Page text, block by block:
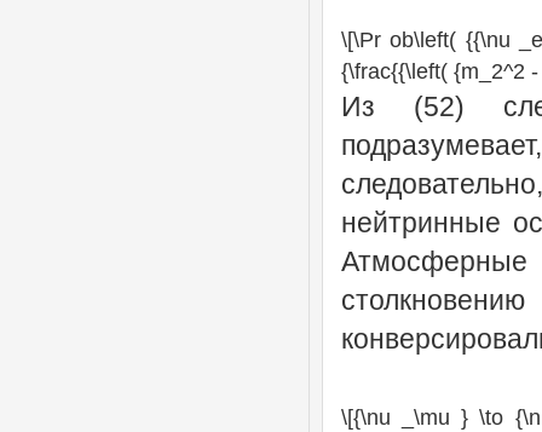
\[\Pr ob\left( {{\nu
{\frac{{\left( {m_2^2
Из (52)
нейтринные
\[{\nu _\mu } \to